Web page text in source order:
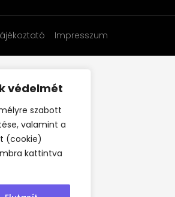
védelmét
szabott
valamint a
(cookie)
kattintva
Impresszum